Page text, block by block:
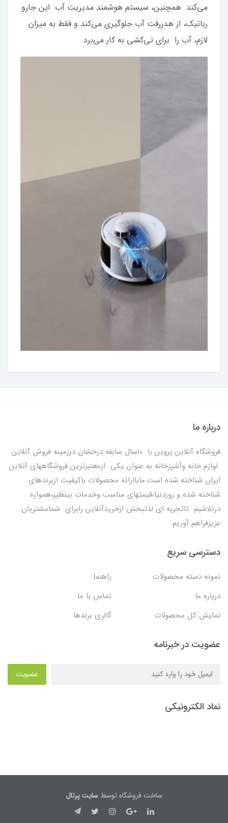
می‌کند. همچنین، سیستم هوشمند مدیریت آب این جارو
رباتیک، از هدررفت آب جلوگیری می‌کند و فقط به میزان
لازم، آب را برای تی‌کشی به کار می‌برد.
درباره ما
فروشگاه آنلاین پروین با 10سال سابقه درخشان درزمینه فروش آنلاین
لوازم خانه وآشپزخانه به عنوان یکی ازمعتبرترین فروشگاههای آنلاین
ایران شناخته شده است.ماباارائه محصولات باکیفیت ازبرندهای
شناخته شده و روزدنیا،قیمتهای مناسب وخدمات بینظیر،همواره
درتلاشیم تاتجربه ای لذتبخش ازخریدآنلاین رابرای شمامشتریان
عزیزفراهم آوریم.
دسترسی سریع
نمونه دسته محصولات
راهنما
درباره ما
تماس با ما
نمایش کل محصولات
گالری برندها
عضویت در خبرنامه
عضویت
نماد الکترونیکی
ساخت فروشگاه توسط سایت پرتال